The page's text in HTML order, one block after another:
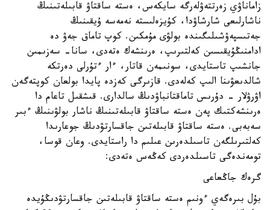
زاماناۋي زەرتتەۋلەرگە سايكەس، ەستە ساقتاۋ قابىلەتىنىڭ
ناشارلىعى شارشاۋدا، كۇيزەلىستە نەمەسە ۇيقىنىڭ
جەتىسپەۋشىلىگىندە بولۋى مۇمكىن. كوپ تاماق جەۋ دە
ادامنىڭۇيقىسىن كەلتىرىپ، ەرىنشەك ەتەدى، سانا- سەزىمىن
جانشىپ تاستايدى، سونىمەن قاتار، ءار ءتۇرلى دەرتكە
شالدىعۋىنا الىپ كەلەدى. قازىرگى كەزدە پايدا بولعان كوپتەگەن
اۋرۋلار - دۇرىس تاماقتانباۋدىڭ سالدارى. قىشقىل تاعام دا
ەرىنشەكتىك پەن ەستە ساقتاۋ قابىلەتىنىڭ ناشار بولۋىنىڭ ءبىر
سەبەبى. ەستە ساقتاۋ قابىلەتىن جاقسارتۋدىڭ جوعارىدا
كەلتىرىلگەن تاسىلدەرىن عىلىم دا راستايدى. وعان قوسا،
تومەندەگى تاسىلدەردى كەڭەس ەتەدى:
گرەك جاڭعاعى
بۇل بىرەگەي ءونىم ەستە ساقتاۋ قابىلەتىن جاقسارتۋدىڭۇيدە